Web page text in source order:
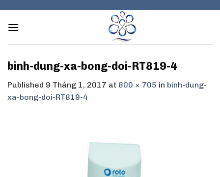
content
binh-dung-xa-bong-doi-RT819-4
Published 9 Tháng 1, 2017 at 800 × 705 in binh-dung-
xa-bong-doi-RT819-4